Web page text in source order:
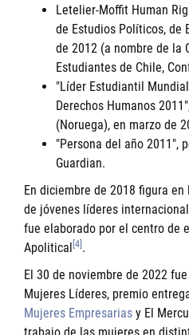
Letelier-Moffit Human
de Estudios Políticos, de
de 2012 (a nombre de la
Estudiantes de Chile,
"Líder Estudiantil
Derechos Humanos
(Noruega), en marzo de
"Persona del año 2011",
Guardian.
En diciembre de 2018 figura
de jóvenes líderes
fue elaborado por el centro de
Apolitical [4] .
El 30 de noviembre de 2022
Mujeres Líderes, premio
Mujeres Empresarias y El